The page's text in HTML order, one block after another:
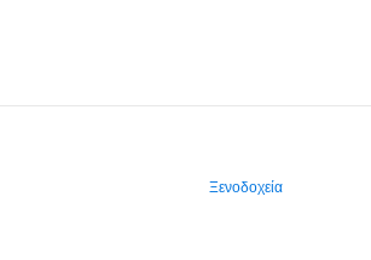
Ξενοδοχεία